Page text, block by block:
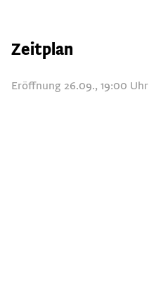
Zeitplan
Eröffnung 26.09., 19:00 Uhr